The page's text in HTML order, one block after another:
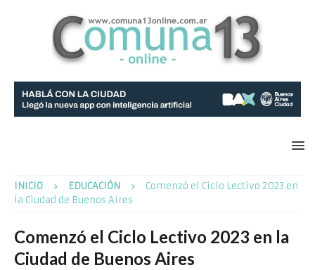
INICIO EDUCACIÓN
Comenzó el Ciclo Lectivo 2023 en
la Ciudad de Buenos Aires
Comenzó el Ciclo Lectivo 2023 en la
Ciudad de Buenos Aires